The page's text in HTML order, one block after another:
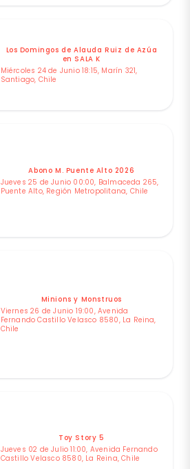
Los Domingos de Alauda Ruiz de Azúa
en SALA K
Miércoles 24 de Junio 18:15, Marín 321,
Santiago, Chile
Abono M. Puente Alto 2026
Jueves 25 de Junio 00:00, Balmaceda 265,
Puente Alto, Región Metropolitana, Chile
Minions y Monstruos
Viernes 26 de Junio 19:00, Avenida
Fernando Castillo Velasco 8580, La Reina,
Chile
Toy Story 5
Jueves 02 de Julio 11:00, Avenida Fernando
Castillo Velasco 8580, La Reina, Chile